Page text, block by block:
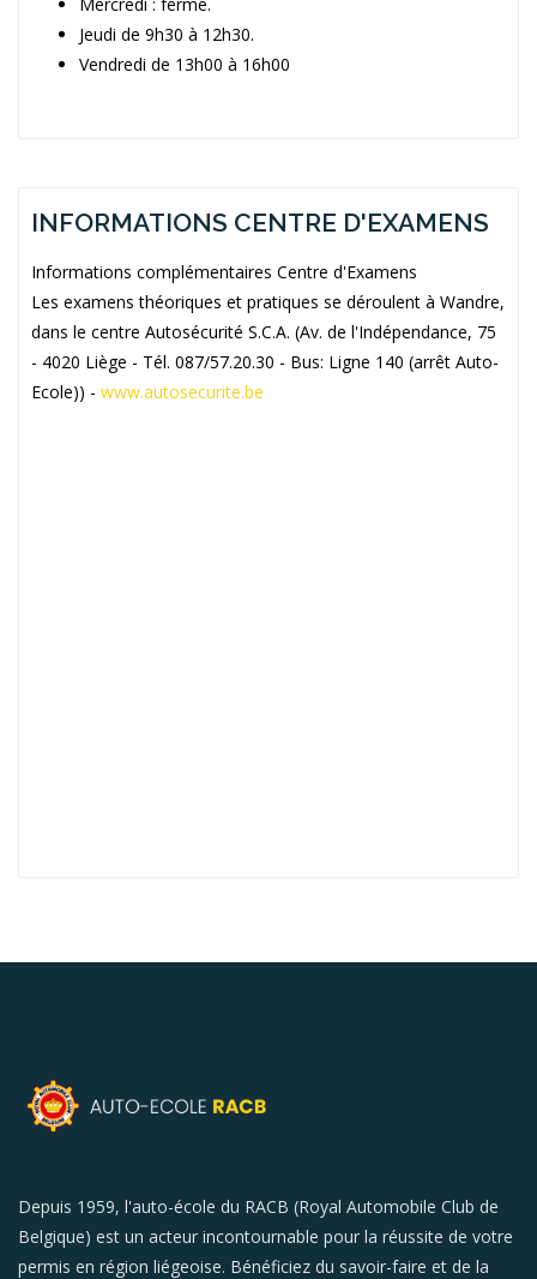
Jeudi de 9h30 à 12h30.
Vendredi de 13h00 à 16h00
INFORMATIONS CENTRE D'EXAMENS
Informations complémentaires Centre d'Examens
Les examens théoriques et pratiques se déroulent à Wandre,
dans le centre Autosécurité S.C.A. (Av. de l'Indépendance, 75
- 4020 Liège - Tél. 087/57.20.30 - Bus: Ligne 140 (arrêt Auto-
Ecole)) - www.autosecurite.be
Depuis 1959, l'auto-école du RACB (Royal Automobile Club de
Belgique) est un acteur incontournable pour la réussite de votre
permis en région liégeoise. Bénéficiez du savoir-faire et de la